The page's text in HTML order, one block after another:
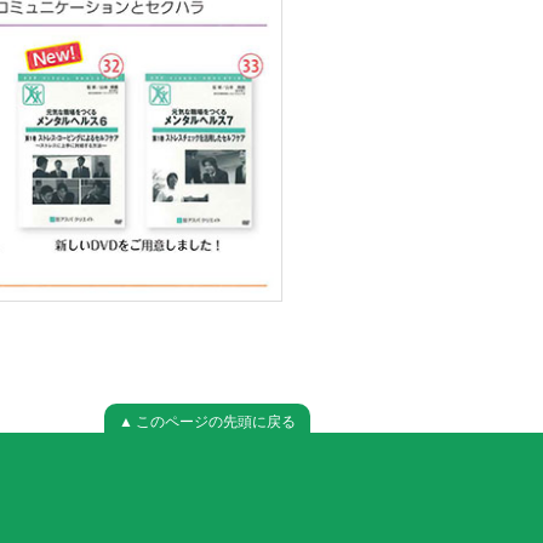
▲ このページの先頭に戻る